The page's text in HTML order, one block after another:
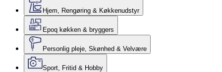
Hjem, Rengøring & Køkkenudstyr
Epoq køkken & bryggers
Personlig pleje, Skønhed & Velvære
Sport, Fritid & Hobby